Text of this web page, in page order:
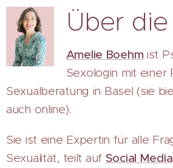
Über
Amelie Boehmist
Sexologin mit einer
Sexualberatung in Basel (sie
auch online).
Sie ist eine Expertin für alle
Sexualität, teilt auf Social Media